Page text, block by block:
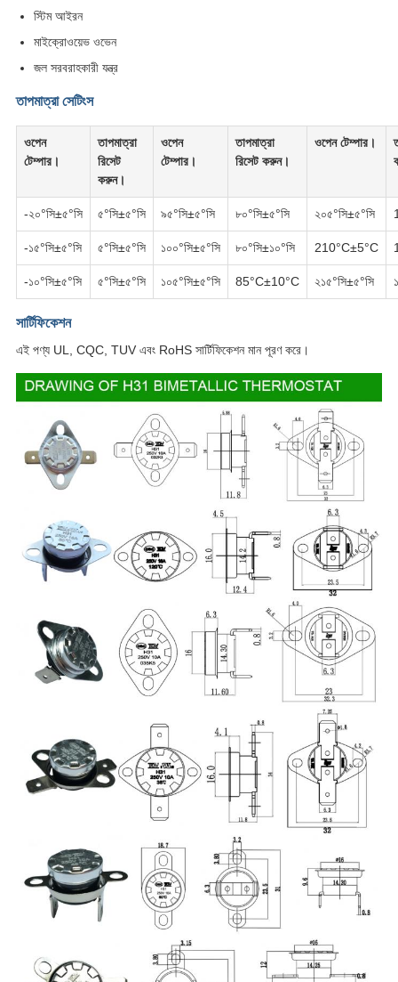
স্টিম আইরন
মাইক্রোওয়েভ ওভেন
জল সরবরাহকারী যন্ত্র
তাপমাত্রা সেটিংস
ওপেন
টেম্পার।
তাপমাত্রা
রিসেট
করুন।
ওপেন
টেম্পার।
তাপমাত্রা
রিসেট করুন।
ওপেন টেম্পার।
-২০°সি±৫°সি ৫°সি±৫°সি ৯৫°সি±৫°সি ৮০°সি±৫°সি ২০৫°সি±৫°সি
-১৫°সি±৫°সি ৫°সি±৫°সি ১০০°সি±৫°সি ৮০°সি±১০°সি 210°C±5°C
-১০°সি±৫°সি ৫°সি±৫°সি ১০৫°সি±৫°সি 85°C±10°C ২১৫°সি±৫°সি
সার্টিফিকেশন
এই পণ্য UL, CQC, TUV এবং RoHS সার্টিফিকেশন মান পূরণ করে।